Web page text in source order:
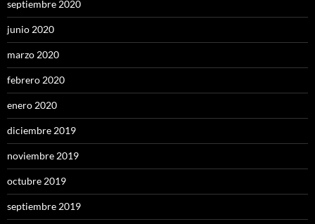
septiembre 2020
junio 2020
marzo 2020
febrero 2020
enero 2020
diciembre 2019
noviembre 2019
octubre 2019
septiembre 2019